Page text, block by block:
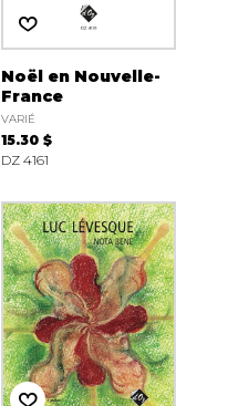
Noël en Nouvelle-
France
VARIÉ
15.30 $
DZ 4161